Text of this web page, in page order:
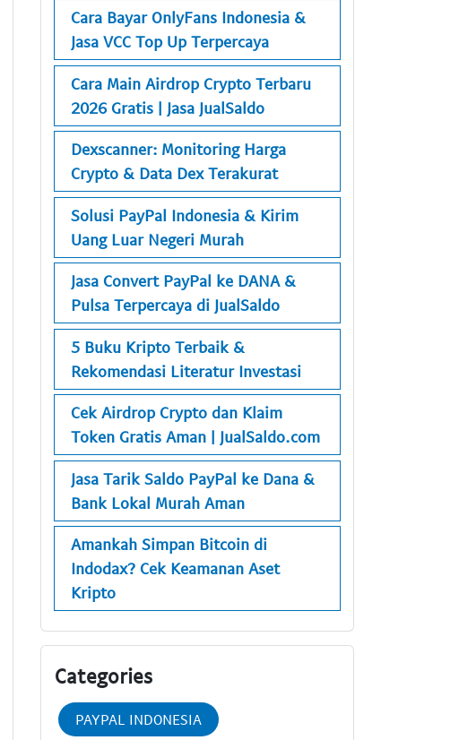
Cara Bayar OnlyFans Indonesia &
Jasa VCC Top Up Terpercaya
Cara Main Airdrop Crypto Terbaru
2026 Gratis | Jasa JualSaldo
Dexscanner: Monitoring Harga
Crypto & Data Dex Terakurat
Solusi PayPal Indonesia & Kirim
Uang Luar Negeri Murah
Jasa Convert PayPal ke DANA &
Pulsa Terpercaya di JualSaldo
5 Buku Kripto Terbaik &
Rekomendasi Literatur Investasi
Cek Airdrop Crypto dan Klaim
Token Gratis Aman | JualSaldo.com
Jasa Tarik Saldo PayPal ke Dana &
Bank Lokal Murah Aman
Amankah Simpan Bitcoin di
Indodax? Cek Keamanan Aset
Kripto
Categories
PAYPAL INDONESIA